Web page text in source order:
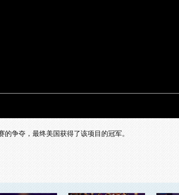
争夺，最终美国获得了该项目的冠军。